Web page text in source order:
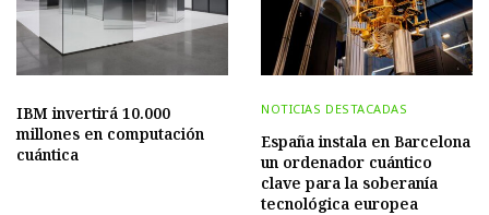
IBM invertirá 10.000
millones en computación
cuántica
NOTICIAS DESTACADAS
España instala en Barcelona
un ordenador cuántico
clave para la soberanía
tecnológica europea